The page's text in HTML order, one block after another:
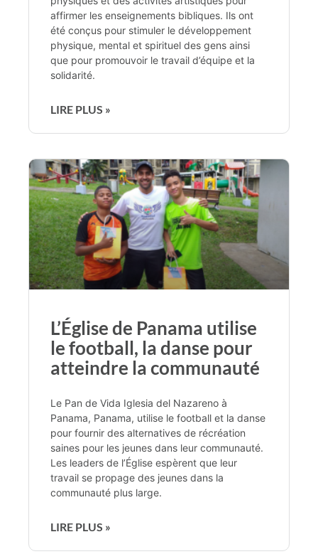
affirmer les enseignements bibliques. Ils ont
été conçus pour stimuler le développement
physique, mental et spirituel des gens ainsi
que pour promouvoir le travail d’équipe et la
solidarité.
LIRE PLUS »
L’Église de Panama utilise
le football, la danse pour
atteindre la communauté
Le Pan de Vida Iglesia del Nazareno à
Panama, Panama, utilise le football et la danse
pour fournir des alternatives de récréation
saines pour les jeunes dans leur communauté.
Les leaders de l’Église espèrent que leur
travail se propage des jeunes dans la
communauté plus large.
LIRE PLUS »